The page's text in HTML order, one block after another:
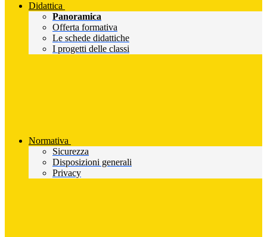
Didattica
Panoramica
Offerta formativa
Le schede didattiche
I progetti delle classi
Normativa
Sicurezza
Disposizioni generali
Privacy